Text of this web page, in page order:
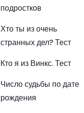
подростков
Хто ты из очень
странных дел? Тест
Кто я из Винкс. Тест
Число судьбы по дате
рождения